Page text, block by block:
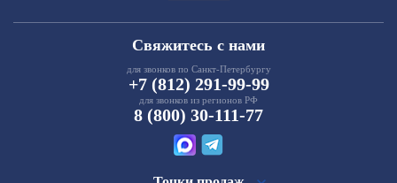
Свяжитесь с нами
для звонков по Санкт-Петербургу
+7 (812) 291-99-99
для звонков из регионов РФ
8 (800) 30-111-77